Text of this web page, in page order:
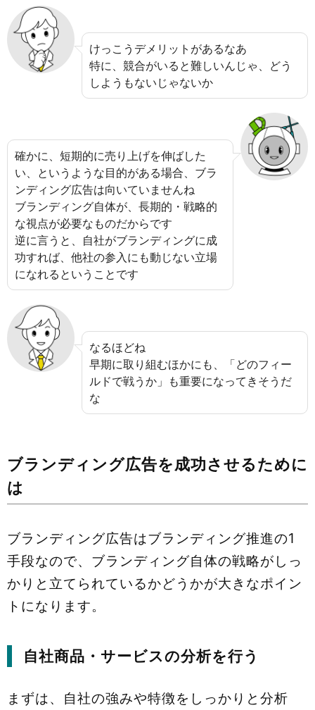
けっこうデメリットがあるなあ
特に、競合がいると難しいんじゃ、どう
しようもないじゃないか
確かに、短期的に売り上げを伸ばした
い、というような目的がある場合、ブラ
ンディング広告は向いていませんね
ブランディング自体が、長期的・戦略的
な視点が必要なものだからです
逆に言うと、自社がブランディングに成
功すれば、他社の参入にも動じない立場
になれるということです
なるほどね
早期に取り組むほかにも、「どのフィー
ルドで戦うか」も重要になってきそうだ
な
ブランディング広告を成功させるために
は
ブランディング広告はブランディング推進の1
手段なので、ブランディング自体の戦略がしっ
かりと立てられているかどうかが大きなポイン
トになります。
自社商品・サービスの分析を行う
まずは、自社の強みや特徴をしっかりと分析